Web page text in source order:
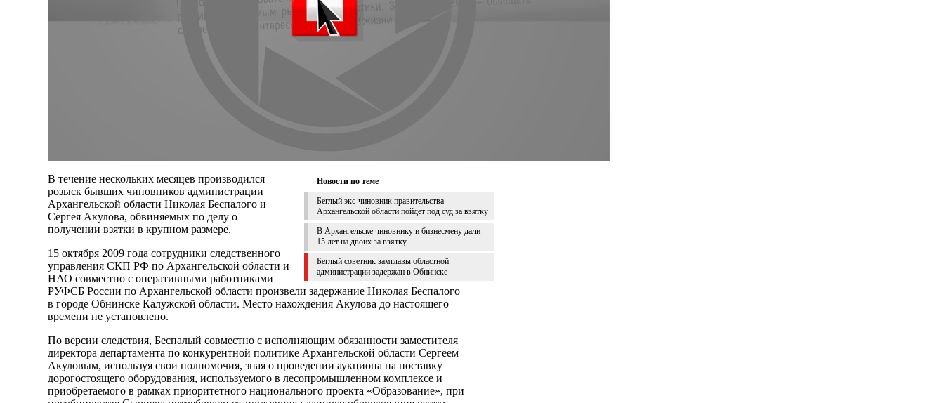
Новости по теме
Беглый экс-чиновник правительства
Архангельской области пойдет под суд за взятку
В Архангельске чиновнику и бизнесмену дали
15 лет на двоих за взятку
Беглый советник замглавы областной
администрации задержан в Обнинске
В течение нескольких месяцев производился
розыск бывших чиновников администрации
Архангельской области Николая Беспалого и
Сергея Акулова, обвиняемых по делу о
получении взятки в крупном размере.
15 октября 2009 года сотрудники следственного
управления СКП РФ по Архангельской области и
НАО совместно с оперативными работниками
РУФСБ России по Архангельской области произвели задержание Николая Беспалого
в городе Обнинске Калужской области. Место нахождения Акулова до настоящего
времени не установлено.
По версии следствия, Беспалый совместно с исполняющим обязанности заместителя
директора департамента по конкурентной политике Архангельской области Сергеем
Акуловым, используя свои полномочия, зная о проведении аукциона на поставку
дорогостоящего оборудования, используемого в лесопромышленном комплексе и
приобретаемого в рамках приоритетного национального проекта «Образование», при